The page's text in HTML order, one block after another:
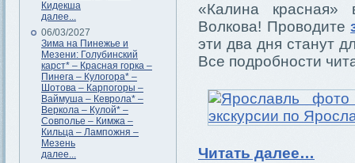
Кидекша
далее...
06/03/2027
Зима на Пинежье и
Мезени: Голубинский
карст* – Красная горка –
Пинега – Кулогора* –
Шотова – Карпогоры –
Ваймуша – Кеврола* –
Веркола – Кулой* –
Совполье – Кимжа –
Кильца – Лампожня –
Мезень
далее...
«Калина
Волкова! Проводите
эти два дня станут
Все подробности
Читать далее…